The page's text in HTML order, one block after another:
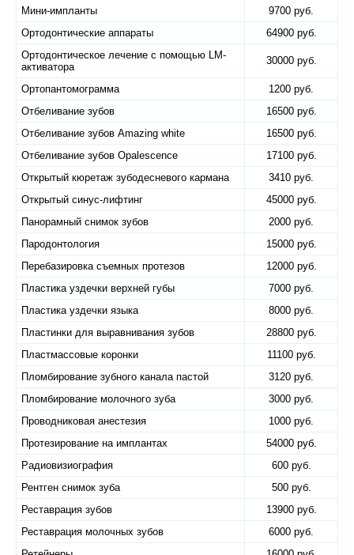
Мини-импланты
9700 руб.
Ортодонтические аппараты
64900 руб.
Ортодонтическое лечение с помощью LM-
активатора
30000 руб.
Ортопантомограмма
1200 руб.
Отбеливание зубов
16500 руб.
Отбеливание зубов Amazing white
16500 руб.
Отбеливание зубов Оpalescence
17100 руб.
Открытый кюретаж зубодесневого кармана
3410 руб.
Открытый синус-лифтинг
45000 руб.
Панорамный снимок зубов
2000 руб.
Пародонтология
15000 руб.
Перебазировка съемных протезов
12000 руб.
Пластика уздечки верхней губы
7000 руб.
Пластика уздечки языка
8000 руб.
Пластинки для выравнивания зубов
28800 руб.
Пластмассовые коронки
11100 руб.
Пломбирование зубного канала пастой
3120 руб.
Пломбирование молочного зуба
3000 руб.
Проводниковая анестезия
1000 руб.
Протезирование на имплантах
54000 руб.
Радиовизиография
600 руб.
Рентген снимок зуба
500 руб.
Реставрация зубов
13900 руб.
Реставрация молочных зубов
6000 руб.